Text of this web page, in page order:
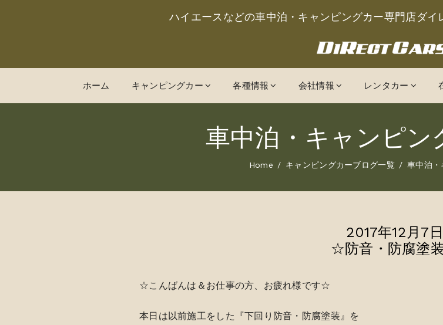
ハイエースなどの車中泊・キャンピングカー専門店ダイ
ホーム キャンピングカー 各種情報 会社情報 レンタカー
車中泊・キャンピン
Home キャンピングカーブログ一覧 車中泊・
2017年12月7日
☆防音・防腐塗
☆こんばんは＆お仕事の方、お疲れ様です☆
本日は以前施工をした『下回り防音・防腐塗装』を